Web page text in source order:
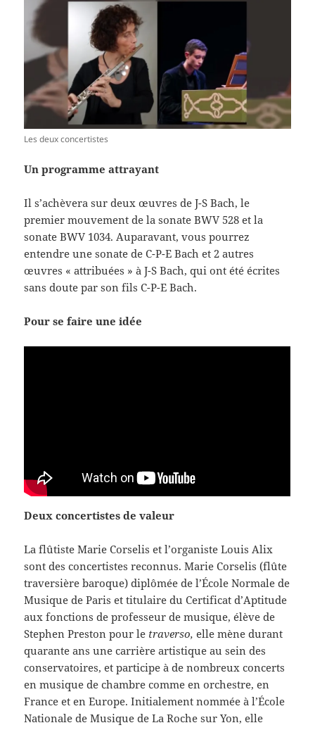
Les deux concertistes
Un programme attrayant
Il s’achèvera sur deux œuvres de J-S Bach, le
premier mouvement de la sonate BWV 528 et la
sonate BWV 1034. Auparavant, vous pourrez
entendre une sonate de C-P-E Bach et 2 autres
œuvres « attribuées » à J-S Bach, qui ont été écrites
sans doute par son fils C-P-E Bach.
Pour se faire une idée
Deux concertistes de valeur
La flûtiste Marie Corselis et l’organiste Louis Alix
sont des concertistes reconnus. Marie Corselis (flûte
traversière baroque) diplômée de l’École Normale de
Musique de Paris et titulaire du Certificat d’Aptitude
aux fonctions de professeur de musique, élève de
Stephen Preston pour le traverso, elle mène durant
quarante ans une carrière artistique au sein des
conservatoires, et participe à de nombreux concerts
en musique de chambre comme en orchestre, en
France et en Europe. Initialement nommée à l’École
Nationale de Musique de La Roche sur Yon, elle